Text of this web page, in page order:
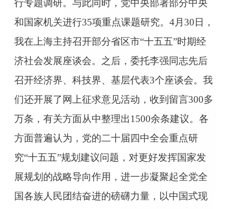
行专题调研。与此同时，党中央部署部分中央
和国家机关进行35项重点课题研究。4月30日，
我在上海主持召开部分省区市“十五五”时期经
济社会发展座谈会。之后，委托李强同志先后
召开经济界、科技界、基层代表3个座谈会。我
们还开展了网上征求意见活动，收到留言300多
万条，有关方面从中整理出1500余条建议。各
方面普遍认为，党的二十届四中全会重点研
究“十五五”规划建议问题，对更好发挥国家发
展规划的战略导向作用，进一步凝聚起全党全
国各族人民团结奋进的磅礴力量，以中国式现